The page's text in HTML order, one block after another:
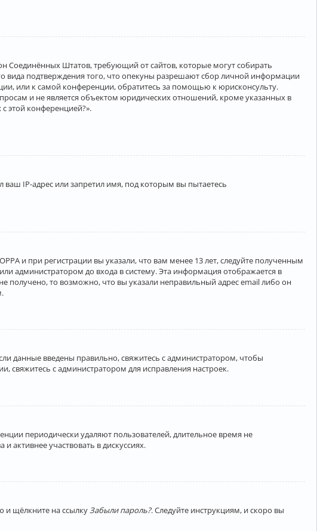
Соединённых Штатов, требующий от сайтов, которые могут собирать
вида подтверждения того, что опекуны разрешают сбор личной информации
или к самой конференции, обратитесь за помощью к юрисконсульту.
и не является объектом юридических отношений, кроме указанных в
этой конференцией?».
IP-адрес или запретил имя, под которым вы пытаетесь
и при регистрации вы указали, что вам менее 13 лет, следуйте полученным
администратором до входа в систему. Эта информация отображается в
получено, то возможно, что вы указали неправильный адрес email либо он
данные введены правильно, свяжитесь с администратором, чтобы
с администратором для исправления настроек.
периодически удаляют пользователей, длительное время не
участвовать в дискуссиях.
и щёлкните на ссылкуЗабыли пароль?. Следуйте инструкциям, и скоро вы